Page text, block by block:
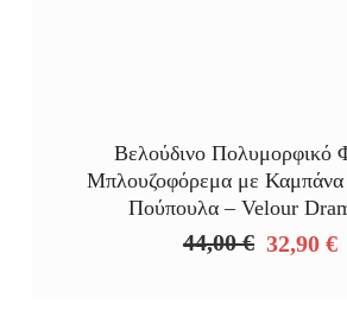
Βελούδινο Πολυμορφικό
Μπλουζοφόρεμα με
Πούπουλα – Velour
44,00€ Original
32,90 €
Η